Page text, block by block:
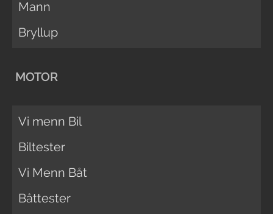
Mann
Bryllup
MOTOR
Vi menn Bil
Biltester
Vi Menn Båt
Båttester